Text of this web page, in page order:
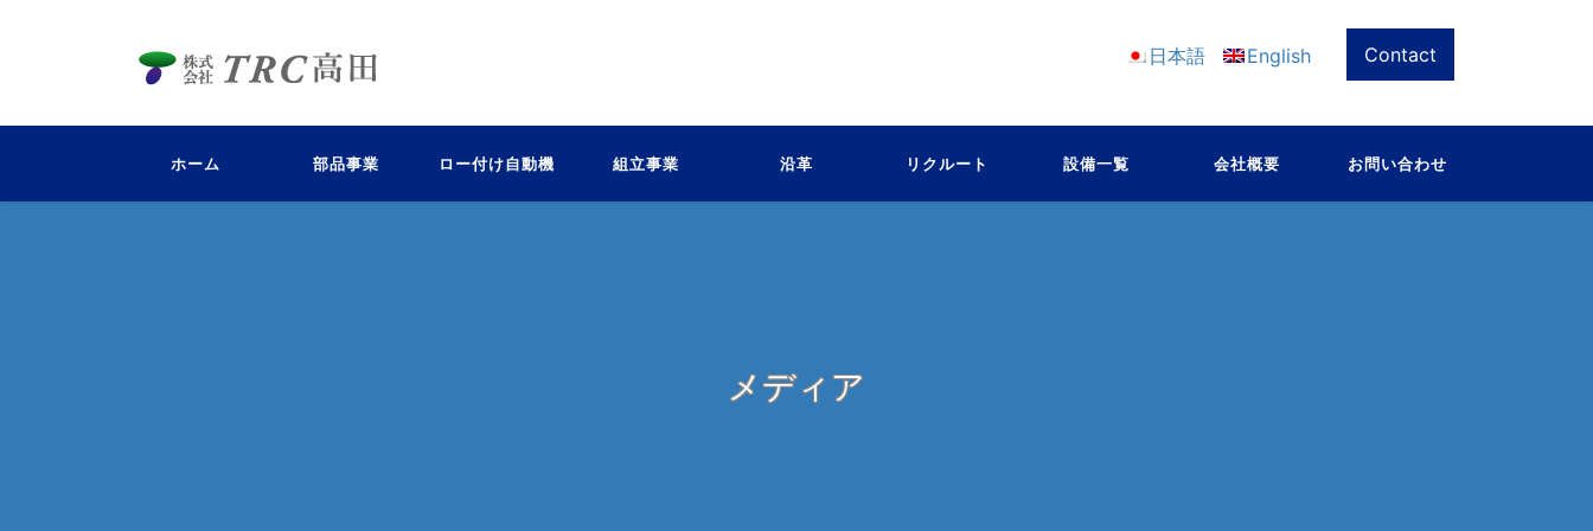
Contact
日本語 English
ホーム 部品事業 ロー付け自動機 組立事業 沿革 リクルート 設備一覧 会社概要 お問い合わせ
メディア